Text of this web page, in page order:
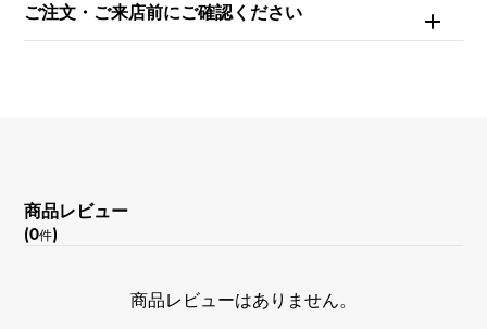
-
デュアルタイム デイ/ナイト表示 デイト表示
ご注文・ご来店前にご確認ください
商品レビュー
(0件)
商品レビューはありません。